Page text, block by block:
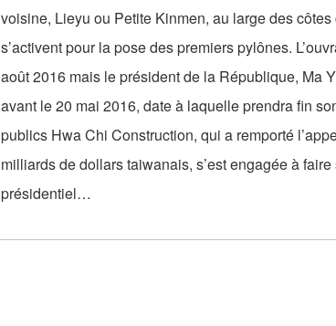
voisine, Lieyu ou Petite Kinmen, au large des
s’activent pour la pose des premiers pylônes.
août 2016 mais le président de la République, Ma
avant le 20 mai 2016, date à laquelle prendra fin
publics Hwa Chi Construction, qui a remporté
milliards de dollars taiwanais, s’est engagée à
présidentiel…